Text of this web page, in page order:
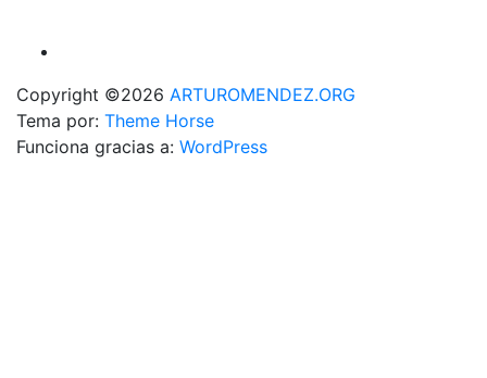
Copyright ©2026 ARTUROMENDEZ.ORG
Tema por: Theme Horse
Funciona gracias a: WordPress